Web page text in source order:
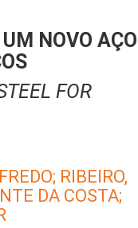
NOVO AÇO
FOR
RIBEIRO,
DA COSTA;